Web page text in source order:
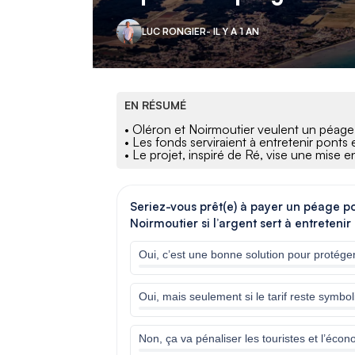
LUC RONGIER- IL Y A 1 AN
EN RÉSUMÉ
• Oléron et Noirmoutier veulent un
• Les fonds serviraient à entretenir ponts
• Le projet, inspiré de Ré, vise une mise
Seriez-vous prêt(e) à payer un péage
Noirmoutier si l’argent sert à
Oui, c’est une bonne solution pour
Oui, mais seulement si le tarif reste
Non, ça va pénaliser les touristes et